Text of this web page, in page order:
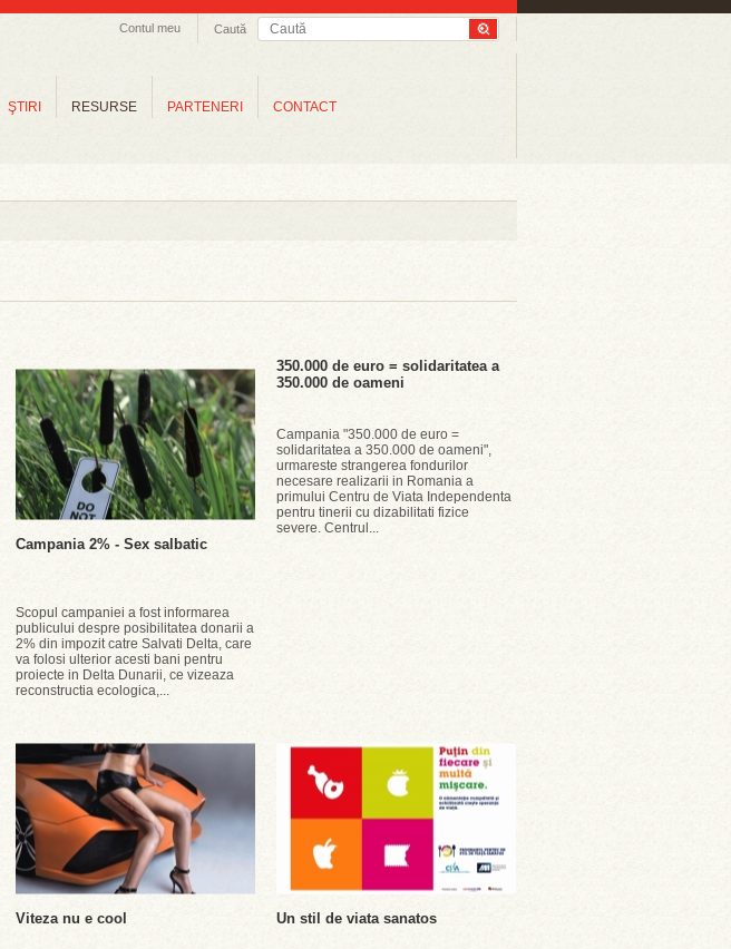
Caută
Contul meu
ŞTIRI RESURSE PARTENERI CONTACT
Campania 2% - Sex salbatic
Scopul campaniei a fost informarea
publicului despre posibilitatea donarii a
2% din impozit catre Salvati Delta, care
va folosi ulterior acesti bani pentru
proiecte in Delta Dunarii, ce vizeaza
reconstructia ecologica,...
350.000 de euro = solidaritatea a
350.000 de oameni
Campania "350.000 de euro =
solidaritatea a 350.000 de oameni",
urmareste strangerea fondurilor
necesare realizarii in Romania a
primului Centru de Viata Independenta
pentru tinerii cu dizabilitati fizice
severe. Centrul...
Viteza nu e cool Un stil de viata sanatos